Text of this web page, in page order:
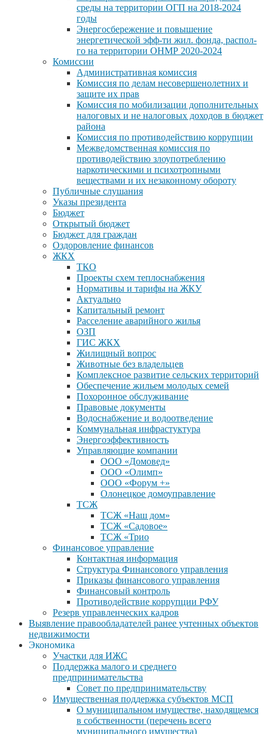
среды на территории ОГП на 2018-2024
годы
Энергосбережение и повышение
энергетической эфф-ти жил. фонда, распол-
го на территории ОНМР 2020-2024
Комиссии
Административная комиссия
Комиссия по делам несовершенолетних и
защите их прав
Комиссия по мобилизации дополнительных
налоговых и не налоговых доходов в бюджет
района
Комиссия по противодействию коррупции
Межведомственная комиссия по
противодействию злоупотреблению
наркотическими и психотропными
веществами и их незаконному обороту
Публичные слушания
Указы президента
Бюджет
Открытый бюджет
Бюджет для граждан
Оздоровление финансов
ЖКХ
ТКО
Проекты схем теплоснабжения
Нормативы и тарифы на ЖКУ
Актуально
Капитальный ремонт
Расселение аварийного жилья
ОЗП
ГИС ЖКХ
Жилищный вопрос
Животные без владельцев
Комплексное развитие сельских территорий
Обеспечение жильем молодых семей
Похоронное обслуживание
Правовые документы
Водоснабжение и водоотведение
Коммунальная инфрастуктура
Энергоэффективность
Управляющие компании
ООО «Домовед»
ООО «Олимп»
ООО «Форум +»
Олонецкое домоуправление
ТСЖ
ТСЖ «Наш дом»
ТСЖ «Садовое»
ТСЖ «Трио
Финансовое управление
Контактная информация
Структура Финансового управления
Приказы финансового управления
Финансовый контроль
Противодействие коррупции РФУ
Резерв управленческих кадров
Выявление правообладателей ранее учтенных объектов
недвижимости
Экономика
Участки для ИЖС
Поддержка малого и среднего
предпринимательства
Совет по предпринимательству
Имущественная поддержка субъектов МСП
О муниципальном имуществе, находящемся
в собственности (перечень всего
муниципального имущества)